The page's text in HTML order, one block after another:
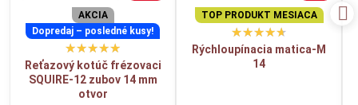
AKCIA
Dopredaj – posledné kusy!
Reťazový kotúč frézovaci
SQUIRE-12 zubov 14 mm
otvor
TOP PRODUKT MESIACA
Rýchloupínacia matica-M
14